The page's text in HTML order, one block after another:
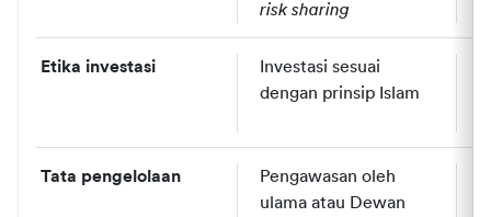
risk sharing
Etika investasi
Investasi sesuai
dengan prinsip Islam
Tata pengelolaan
Pengawasan oleh
ulama atau Dewan